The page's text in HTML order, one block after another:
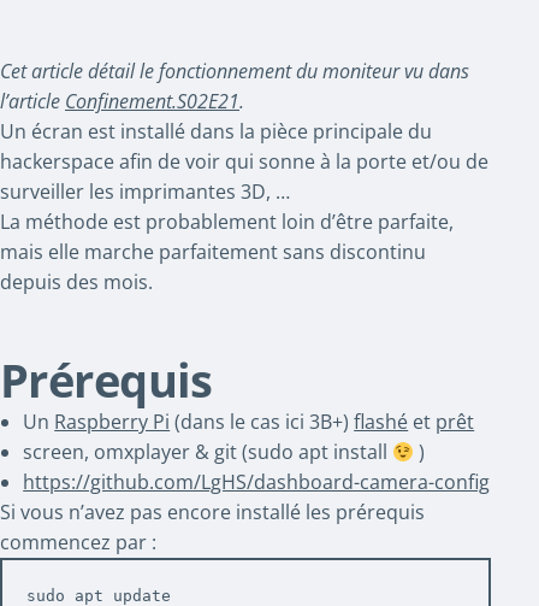
Cet article détail le fonctionnement du moniteur vu dans
l’article Confinement.S02E21.
Un écran est installé dans la pièce principale du
hackerspace afin de voir qui sonne à la porte et/ou de
surveiller les imprimantes 3D, …
La méthode est probablement loin d’être parfaite,
mais elle marche parfaitement sans discontinu
depuis des mois.
Prérequis
Un Raspberry Pi (dans le cas ici 3B+)flashé et prêt
screen, omxplayer & git (sudo apt install
)
https://github.com/LgHS/dashboard-camera-config
Si vous n’avez pas encore installé les prérequis
commencez par :
sudo apt update